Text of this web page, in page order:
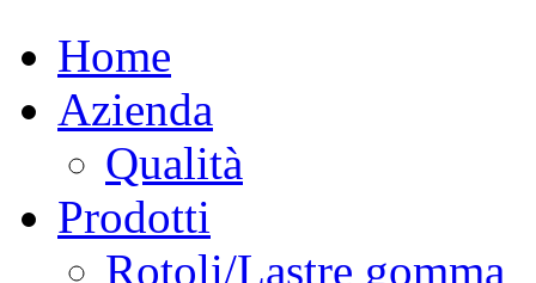
Home
Azienda
Qualità
Prodotti
Rotoli/Lastre gomma